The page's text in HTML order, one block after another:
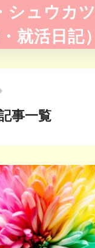
シュウカ
就活日記）
事一覧